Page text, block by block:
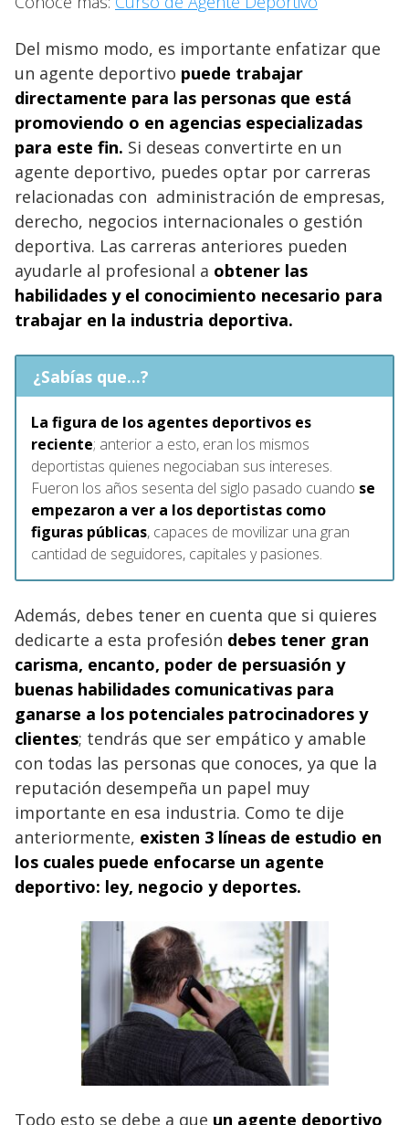
Del mismo modo, es importante enfatizar que
un agente deportivo puede trabajar
directamente para las personas que está
promoviendo o en agencias especializadas
para este fin. Si deseas convertirte en un
agente deportivo, puedes optar por carreras
relacionadas con administración de empresas,
derecho, negocios internacionales o gestión
deportiva. Las carreras anteriores pueden
ayudarle al profesional a obtener las
habilidades y el conocimiento necesario para
trabajar en la industria deportiva.
¿Sabías que...?
La figura de los agentes deportivos es
reciente; anterior a esto, eran los mismos
deportistas quienes negociaban sus intereses.
Fueron los años sesenta del siglo pasado cuando se
empezaron a ver a los deportistas como
figuras públicas, capaces de movilizar una gran
cantidad de seguidores, capitales y pasiones.
Además, debes tener en cuenta que si quieres
dedicarte a esta profesión debes tener gran
carisma, encanto, poder de persuasión y
buenas habilidades comunicativas para
ganarse a los potenciales patrocinadores y
clientes; tendrás que ser empático y amable
con todas las personas que conoces, ya que la
reputación desempeña un papel muy
importante en esa industria. Como te dije
anteriormente, existen 3 líneas de estudio en
los cuales puede enfocarse un agente
deportivo: ley, negocio y deportes.
Todo esto se debe a que un agente deportivo